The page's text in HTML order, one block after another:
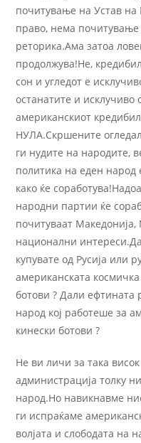
почитување на Устав
право, нема
реторика.Ама затоа
продолжува!Не,
сон и угледот е
останатите и исклучиво
американскиот
НУЛА.Скршените
ги нудите на народите,
политика на еден народ
како ќе
народни партии ќе
почитуваат
национални
купувате од Русија или
американската
ботови ? Дали ефтината
народ кој работеше за
кинески ботови ?
Не ви личи за така
администрација толку
народ.Но навикнавме
ги испраќаме
волјата и слободата на